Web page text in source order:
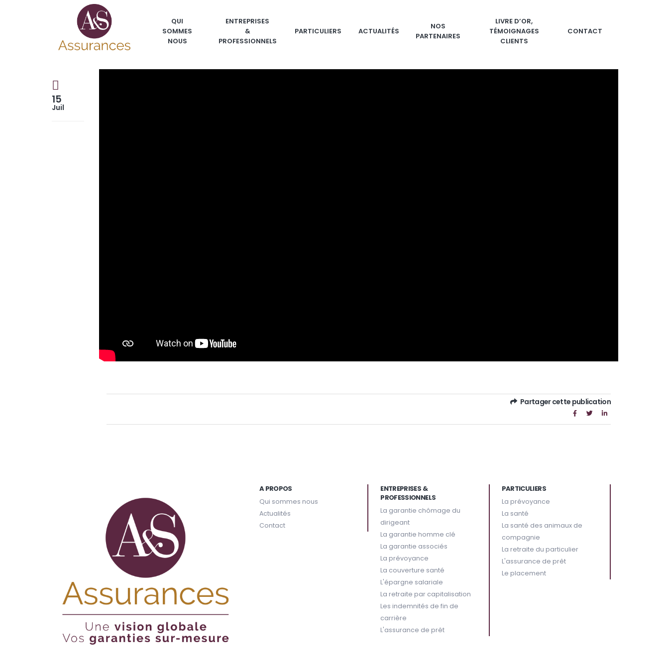
QUI
SOMMES
NOUS
ENTREPRISES
&
PROFESSIONNELS
PARTICULIERS ACTUALITÉS
NOS
PARTENAIRES
LIVRE D’OR,
TÉMOIGNAGES
CLIENTS
CONTACT
15
Juil
Partager cette publication
A PROPOS
Qui sommes nous
Actualités
Contact
ENTREPRISES &
PROFESSIONNELS
La garantie chômage du
dirigeant
La garantie homme clé
La garantie associés
La prévoyance
La couverture santé
L'épargne salariale
La retraite par capitalisation
Les indemnités de fin de
carrière
L'assurance de prêt
PARTICULIERS
La prévoyance
La santé
La santé des animaux de
compagnie
La retraite du particulier
L'assurance de prêt
Le placement